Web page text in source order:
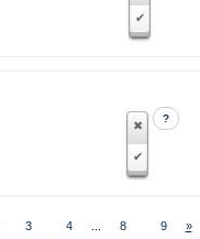
?
3 4 8 9 »